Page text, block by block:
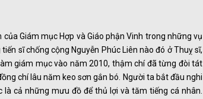
Giám mục Hợp và Giáo phận Vinh trong những vụ
sĩ chống cộng Nguyễn Phúc Liên nào đó ở Thuỵ sĩ,
giám mục vào năm 2010, thậm chí đã từng đòi tát
chí lâu năm keo sơn gắn bó. Người ta bắt đầu nghi
cả những mưu đồ để thủ lợi và tăm tiếng cá nhân.